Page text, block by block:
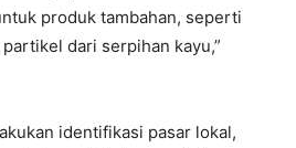
produk tambahan, seperti
dari serpihan kayu,”
identifikasi pasar lokal,